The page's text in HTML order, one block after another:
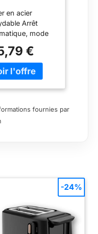
4S, 4
grille
7
de
LCD,
inoxydable,
en acier
Arrêt
mode
de câble
Hi-Lift pour
facile des
€
fournies par
-24%